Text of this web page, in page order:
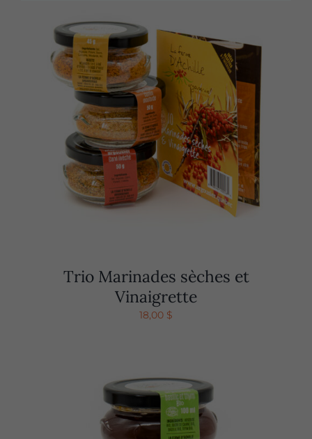
Trio Marinades sèches et
Vinaigrette
18,00 $